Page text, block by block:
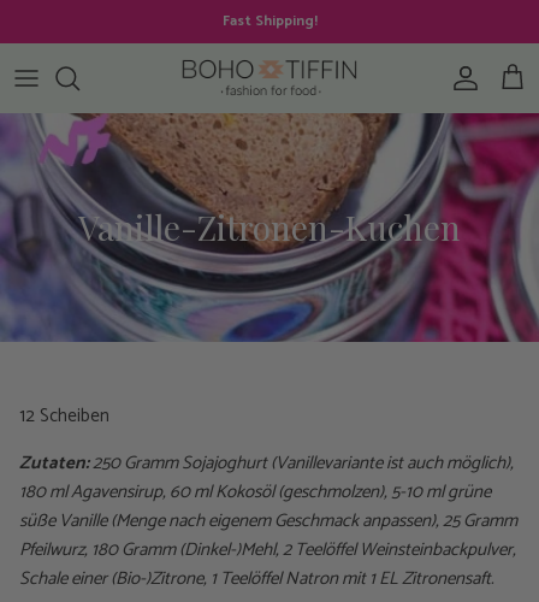
Fast Shipping!
Konto
Vanille-Zitronen-Kuchen
12 Scheiben
Zutaten:250 Gramm Sojajoghurt (Vanillevariante ist auch möglich),
180 ml Agavensirup, 60 ml Kokosöl (geschmolzen), 5-10 ml grüne
süße Vanille (Menge nach eigenem Geschmack anpassen), 25 Gramm
Pfeilwurz, 180 Gramm (Dinkel-)Mehl, 2 Teelöffel Weinsteinbackpulver,
Schale einer (Bio-)Zitrone, 1 Teelöffel Natron mit 1 EL Zitronensaft.